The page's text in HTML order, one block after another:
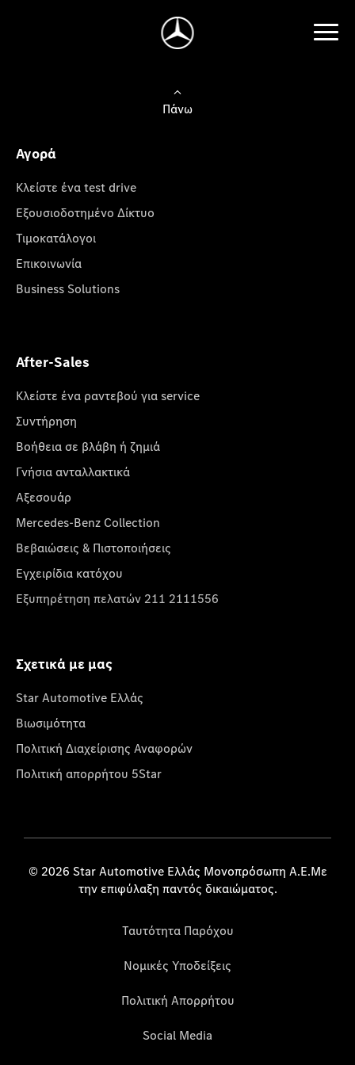
Πάνω
Αγορά
Κλείστε ένα test drive
Εξουσιοδοτημένο Δίκτυο
Τιμοκατάλογοι
Επικοινωνία
Business Solutions
After-Sales
Κλείστε ένα ραντεβού για service
Συντήρηση
Βοήθεια σε βλάβη ή ζημιά
Γνήσια ανταλλακτικά
Αξεσουάρ
Mercedes-Benz Collection
Βεβαιώσεις & Πιστοποιήσεις
Εγχειρίδια κατόχου
Εξυπηρέτηση πελατών 211 2111556
Σχετικά με μας
Star Automotive Ελλάς
Βιωσιμότητα
Πολιτική Διαχείρισης Αναφορών
Πολιτική απορρήτου 5Star
© 2026 Star Automotive Ελλάς Μονοπρόσωπη Α.Ε.Με
την επιφύλαξη παντός δικαιώματος.
Ταυτότητα Παρόχου
Νομικές Υποδείξεις
Πολιτική Απορρήτου
Social Media